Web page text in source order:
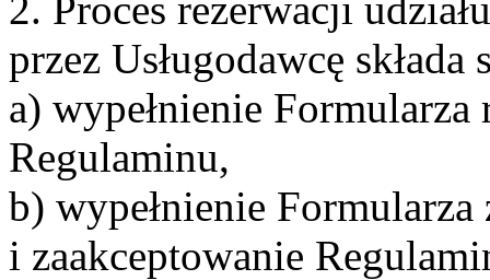
przez Usługodawcę
a) wypełnienie
Regulaminu,
b) wypełnienie Formularza
i zaakceptowanie